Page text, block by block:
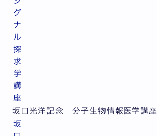
グ
ナ
ル
探
求
学
講
座
坂口光洋記念 分子生物情報医学講座
坂